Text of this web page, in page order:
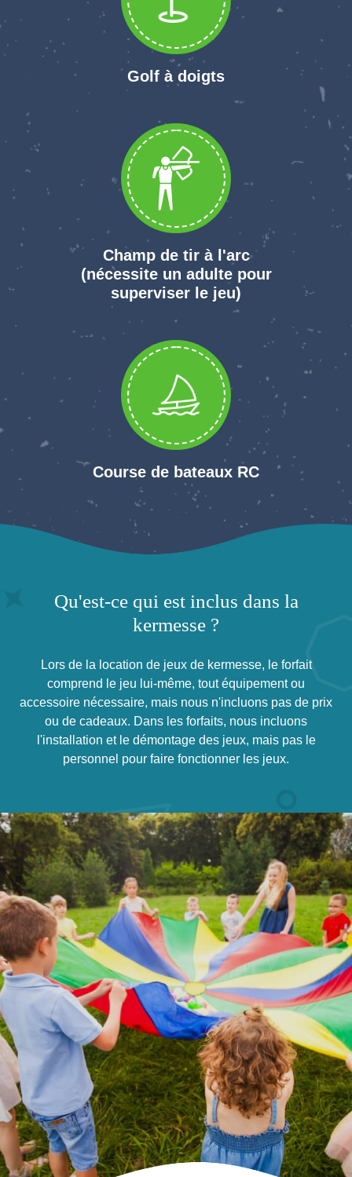
Golf à doigts
Champ de tir à l'arc
(nécessite un adulte pour
superviser le jeu)
Course de bateaux RC
Qu'est-ce qui est inclus dans la
kermesse ?
Lors de la location de jeux de kermesse, le forfait
comprend le jeu lui-même, tout équipement ou
accessoire nécessaire, mais nous n'incluons pas de prix
ou de cadeaux. Dans les forfaits, nous incluons
l'installation et le démontage des jeux, mais pas le
personnel pour faire fonctionner les jeux.